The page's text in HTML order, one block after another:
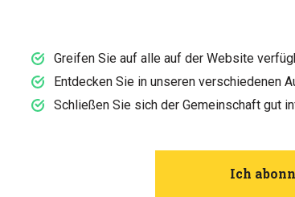
Greifen Sie auf alle auf der Website
Entdecken Sie in unseren verschiedenen
Schließen Sie sich der Gemeinschaft gut
Ich